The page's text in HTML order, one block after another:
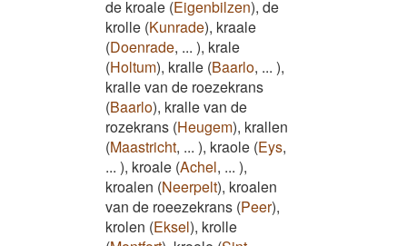
de kroale (Eigenbilzen), de
krolle (Kunrade), kraale
(Doenrade, ... ), krale
(Holtum), kralle (Baarlo, ... ),
kralle van de roezekrans
(Baarlo), kralle van de
rozekrans (Heugem), krallen
(Maastricht, ... ), kraole (Eys,
... ), kroale (Achel, ... ),
kroalen (Neerpelt), kroalen
van de roeezekrans (Peer),
krolen (Eksel), krolle